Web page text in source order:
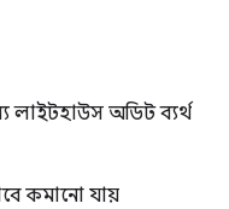
লাইটহাউস অডিট ব্যর্থ
কমানো যায়